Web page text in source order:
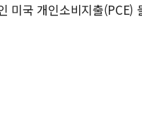
미국 개인소비지출(PCE)